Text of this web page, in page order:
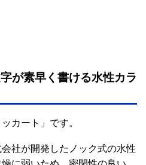
が素早く書ける水性カラ
カート」です。
社が開発したノック式の水性